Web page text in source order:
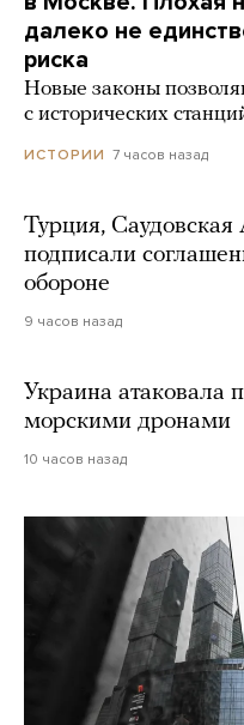
далеко не
риска
Новые законы
с исторических
ИСТОРИИ 7 часов назад
Турция,
подписали
обороне
9 часов назад
Украина атаковала
морскими дронами
10 часов назад